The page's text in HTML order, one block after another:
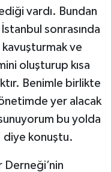
vardı. Bundan
sonrasında
ve
oluşturup kısa
Benimle birlikte
yer alacak
bu yolda
diye konuştu.
Derneği’nin